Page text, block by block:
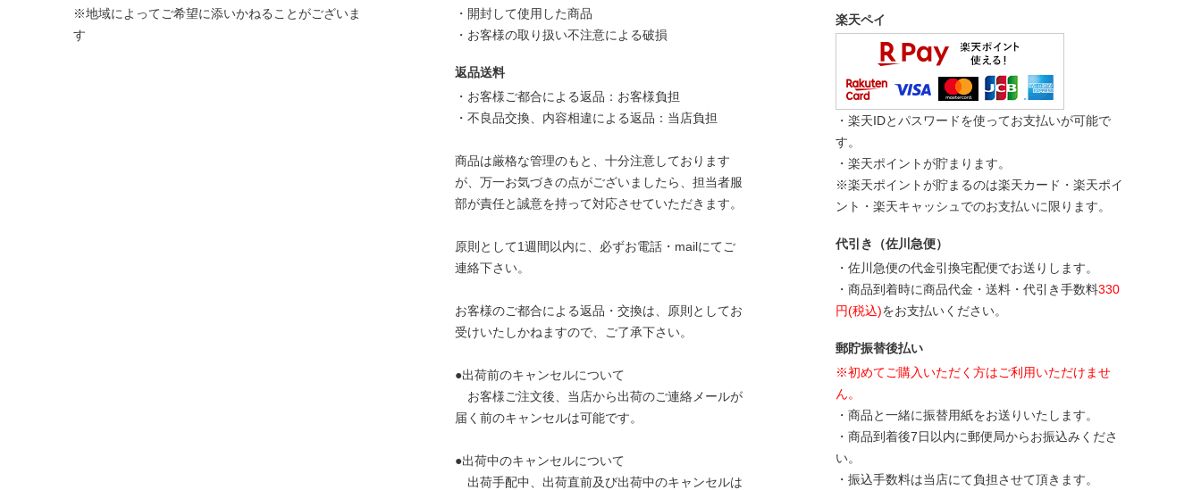
※地域によってご希望に添いかねることがございま
す
・開封して使用した商品
・お客様の取り扱い不注意による破損
返品送料
・お客様ご都合による返品：お客様負担
・不良品交換、内容相違による返品：当店負担
商品は厳格な管理のもと、十分注意しております
が、万一お気づきの点がございましたら、担当者服
部が責任と誠意を持って対応させていただきます。
原則として1週間以内に、必ずお電話・mailにてご
連絡下さい。
お客様のご都合による返品・交換は、原則としてお
受けいたしかねますので、ご了承下さい。
●出荷前のキャンセルについて
お客様ご注文後、当店から出荷のご連絡メールが
届く前のキャンセルは可能です。
●出荷中のキャンセルについて
出荷手配中、出荷直前及び出荷中のキャンセルは
楽天ペイ
・楽天IDとパスワードを使ってお支払いが可能で
す。
・楽天ポイントが貯まります。
※楽天ポイントが貯まるのは楽天カード・楽天ポイ
ント・楽天キャッシュでのお支払いに限ります。
代引き（佐川急便）
・佐川急便の代金引換宅配便でお送りします。
・商品到着時に商品代金・送料・代引き手数料330
円(税込)をお支払いください。
郵貯振替後払い
※初めてご購入いただく方はご利用いただけませ
ん。
・商品と一緒に振替用紙をお送りいたします。
・商品到着後7日以内に郵便局からお振込みくださ
い。
・振込手数料は当店にて負担させて頂きます。